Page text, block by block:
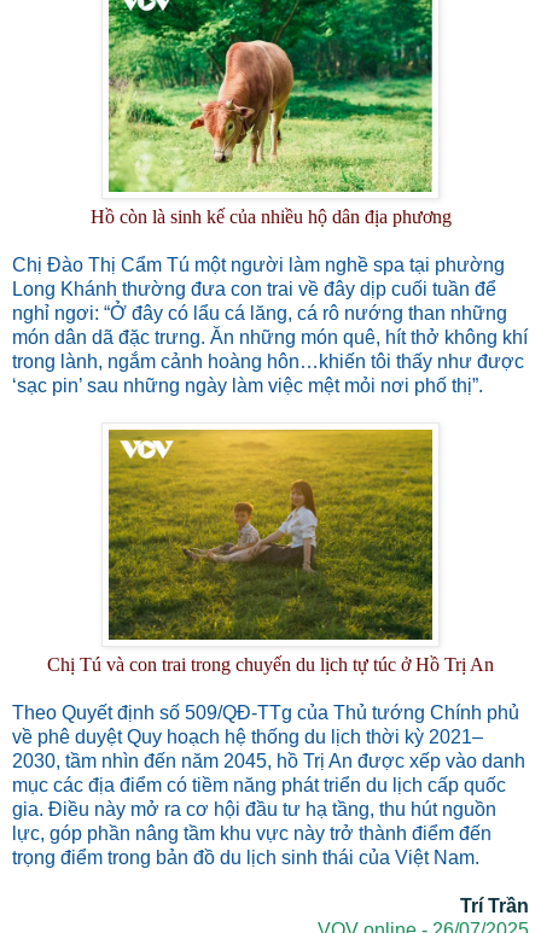
Hồ còn là sinh kế của nhiều hộ dân địa phương
Chị Đào Thị Cẩm Tú một người làm nghề spa tại phường
Long Khánh thường đưa con trai về đây dịp cuối tuần để
nghỉ ngơi: “Ở đây có lẩu cá lăng, cá rô nướng than những
món dân dã đặc trưng. Ăn những món quê, hít thở không khí
trong lành, ngắm cảnh hoàng hôn…khiến tôi thấy như được
‘sạc pin’ sau những ngày làm việc mệt mỏi nơi phố thị”.
Chị Tú và con trai trong chuyến du lịch tự túc ở Hồ Trị An
Theo Quyết định số 509/QĐ-TTg của Thủ tướng Chính phủ
về phê duyệt Quy hoạch hệ thống du lịch thời kỳ 2021–
2030, tầm nhìn đến năm 2045, hồ Trị An được xếp vào danh
mục các địa điểm có tiềm năng phát triển du lịch cấp quốc
gia. Điều này mở ra cơ hội đầu tư hạ tầng, thu hút nguồn
lực, góp phần nâng tầm khu vực này trở thành điểm đến
trọng điểm trong bản đồ du lịch sinh thái của Việt Nam.
Trí Trần